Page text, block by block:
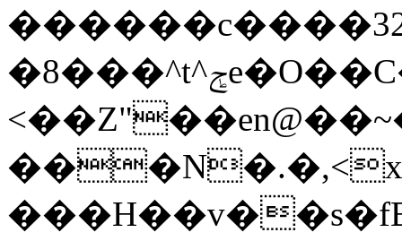
�8���^t^ݮe�O��C� ��(z��h��$�v$�